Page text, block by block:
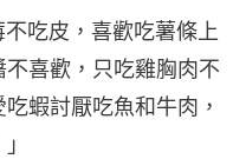
吃皮，喜歡吃薯條上
喜歡，只吃雞胸肉不
蝦討厭吃魚和牛肉，